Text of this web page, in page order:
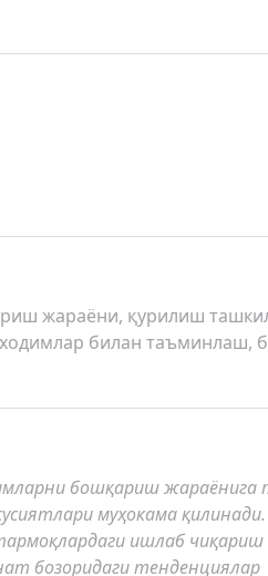
жараёни, қурилиш
билан таъминлаш,
бошқариш жараёнига
муҳокама
ишлаб чиқариш
бозоридаги тенденциялар